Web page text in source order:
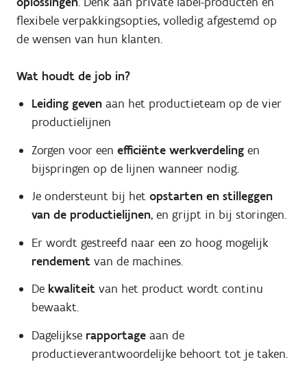
flexibele verpakkingsopties, volledig afgestemd op
de wensen van hun klanten.
Wat houdt de job in?
Leiding gevenaan het productieteam op de vier
productielijnen
Zorgen voor een efficiënte werkverdelingen
bijspringen op de lijnen wanneer nodig.
Je ondersteunt bij hetopstarten en stilleggen
van de productielijnen, en grijpt in bij storingen.
Er wordt gestreefd naar een zo hoog mogelijk
rendement van de machines.
De kwaliteit van het product wordt continu
bewaakt.
Dagelijkse rapportageaan de
productieverantwoordelijke behoort tot je taken.